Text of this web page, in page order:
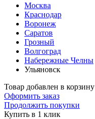
Москва
Краснодар
Воронеж
Саратов
Грозный
Волгоград
Набережные Челны
Ульяновск
Товар добавлен в корзину
Оформить заказ
Продолжить покупки
Купить в 1 клик